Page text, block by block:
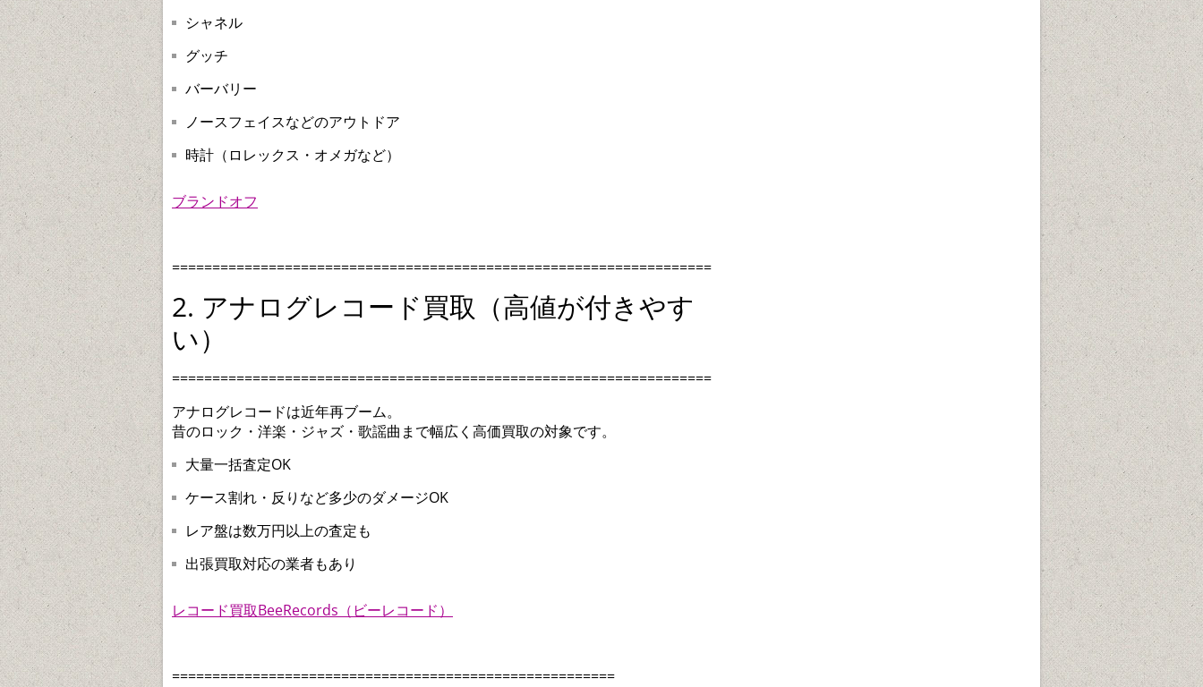
シャネル
グッチ
バーバリー
ノースフェイスなどのアウトドア
時計（ロレックス・オメガなど）
ブランドオフ
===================================================================
2. アナログレコード買取（高値が付きやす
い）
===================================================================
アナログレコードは近年再ブーム。
昔のロック・洋楽・ジャズ・歌謡曲まで幅広く高価買取の対象です。
大量一括査定OK
ケース割れ・反りなど多少のダメージOK
レア盤は数万円以上の査定も
出張買取対応の業者もあり
レコード買取BeeRecords（ビーレコード）
=======================================================